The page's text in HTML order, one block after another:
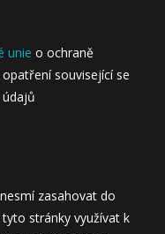
unie o ochraně
související se
zasahovat do
stránky využívat k